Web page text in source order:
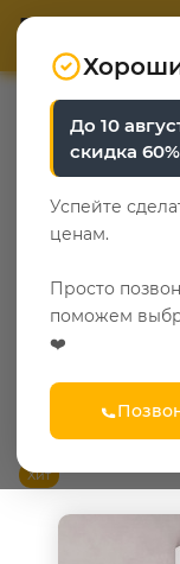
Шкафы
25
Главная — Каталог
Шкафы в прихожую
Популярные
без зеркала
ФИЛЬТР
Хит
До 10
скидка
Успейте
ценам.
Просто
поможем
❤️